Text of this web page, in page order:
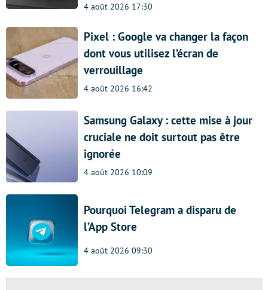
4 août 2026 17:30
Pixel : Google va changer la façon
dont vous utilisez l’écran de
verrouillage
4 août 2026 16:42
Samsung Galaxy : cette mise à jour
cruciale ne doit surtout pas être
ignorée
4 août 2026 10:09
Pourquoi Telegram a disparu de
l’App Store
4 août 2026 09:30